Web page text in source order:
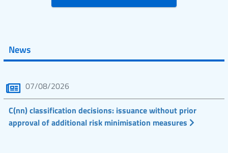
News
07/08/2026
C(nn) classification decisions: issuance without prior
approval of additional risk minimisation measures